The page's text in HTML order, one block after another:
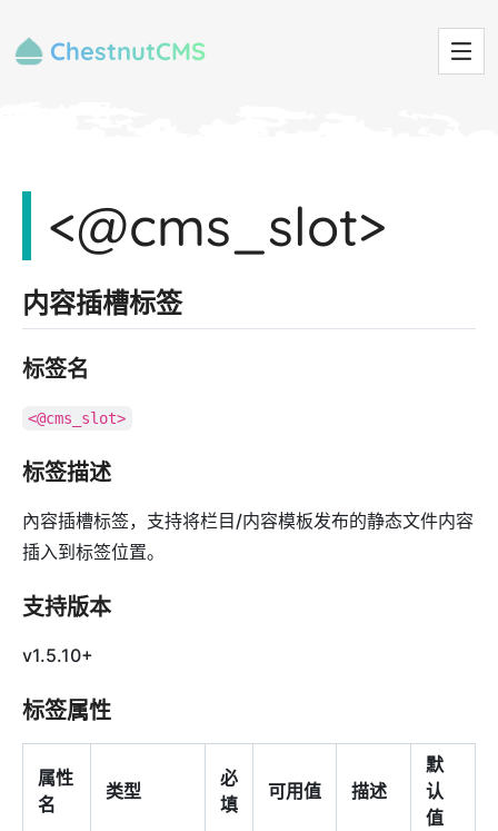
ChestnutCMS
<@cms_slot>
内容插槽标签
标签名
<@cms_slot>
标签描述
內容插槽标签，支持将栏目/内容模板发布的静态文件内容
插入到标签位置。
支持版本
v1.5.10+
标签属性
属性
名
类型
必
填
可用值 描述
默
认
值